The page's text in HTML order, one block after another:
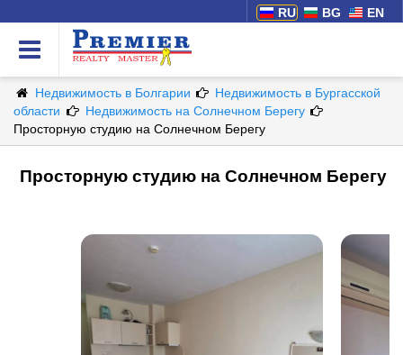
RU BG EN
Недвижимость в Болгарии
Недвижимость в Бургасской
области
Недвижимость на Солнечном Берегу
Просторную студию на Солнечном Берегу
Просторную студию на Солнечном Берегу